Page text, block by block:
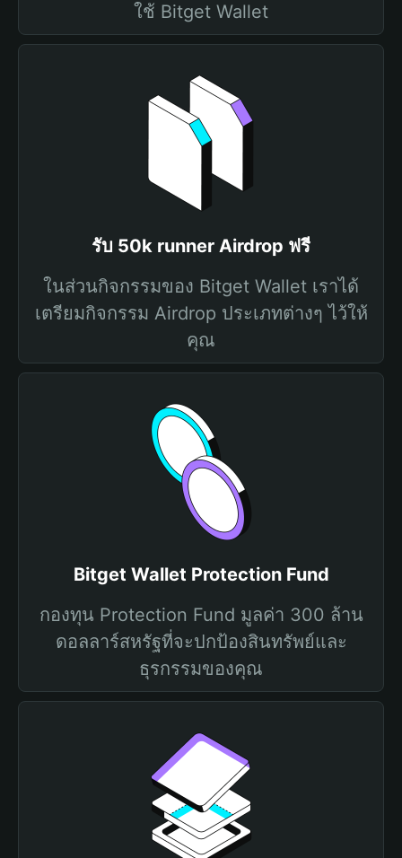
ใช้ Bitget Wallet
รับ 50k runner Airdrop ฟรี
ในส่วนกิจกรรมของ Bitget Wallet เราได้
เตรียมกิจกรรม Airdrop ประเภทต่างๆ ไว้ให้
คุณ
Bitget Wallet Protection Fund
กองทุน Protection Fund มูลค่า 300 ล้าน
ดอลลาร์สหรัฐที่จะปกป้องสินทรัพย์และ
ธุรกรรมของคุณ